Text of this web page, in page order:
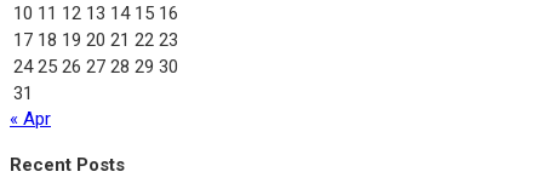
10 11 12 13 14 15 16
17 18 19 20 21 22 23
24 25 26 27 28 29 30
31
« Apr
Recent Posts